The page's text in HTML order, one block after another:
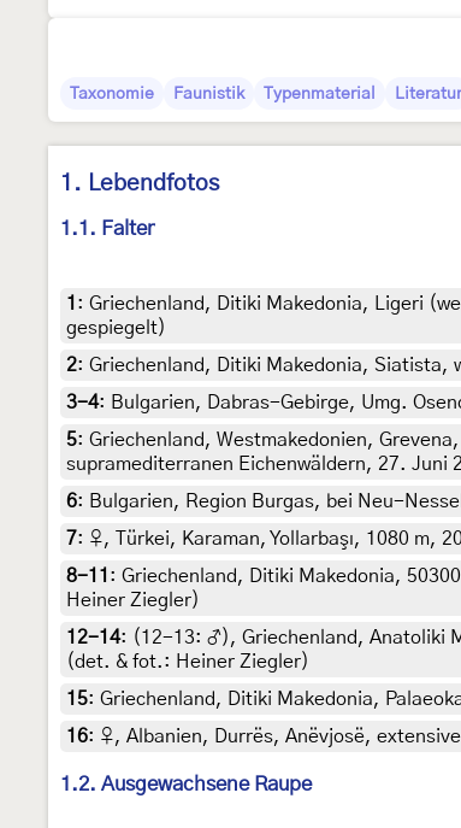
Taxonomie Faunistik Typenmaterial Literatur
1. Lebendfotos
1.1. Falter
1 : Griechenland, Ditiki Makedonia, Ligeri
gespiegelt)
2: Griechenland, Ditiki Makedonia, Siatista,
3-4: Bulgarien, Dabras-Gebirge, Umg.
5: Griechenland, Westmakedonien,
supramediterranen Eichenwäldern, 27.
6: Bulgarien, Region Burgas, bei Neu-
7: ♀, Türkei, Karaman, Yollarbaşı, 1080 m,
8-11 : Griechenland, Ditiki Makedonia,
Heiner Ziegler)
12-14: (12-13: ♂), Griechenland, Anatoliki
(det. & fot.: Heiner Ziegler)
15: Griechenland, Ditiki Makedonia,
16: ♀, Albanien, Durrës, Anëvjosë,
1.2. Ausgewachsene Raupe